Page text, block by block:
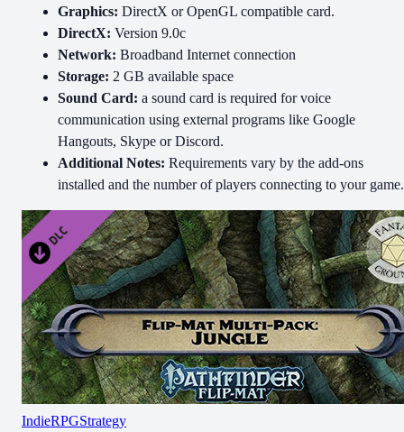
Graphics: DirectX or OpenGL compatible card.
DirectX: Version 9.0c
Network: Broadband Internet connection
Storage: 2 GB available space
Sound Card: a sound card is required for voice
communication using external programs like Google
Hangouts, Skype or Discord.
Additional Notes: Requirements vary by the add-ons
installed and the number of players connecting to your game.
IndieRPGStrategy